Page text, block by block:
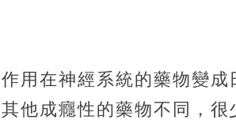
用在神經系統的藥物變
他成癮性的藥物不同，